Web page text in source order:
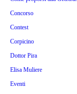
Concorso
Contest
Corpicino
Dottor Pira
Elisa Muliere
Eventi